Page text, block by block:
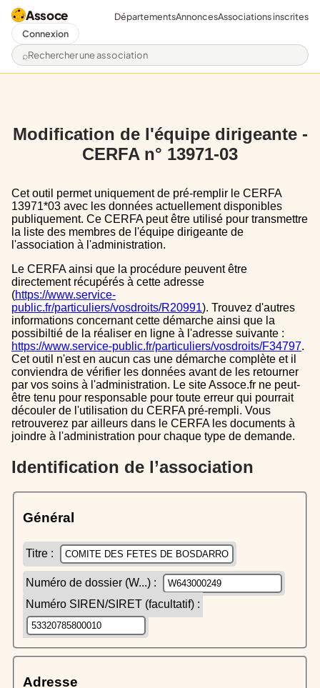
Assoce
Rechercher une association
DépartementsAnnoncesAssociations inscrites
Connexion
Modification de l'équipe dirigeante -
CERFA n° 13971-03
Cet outil permet uniquement de pré-remplir le CERFA
13971*03 avec les données actuellement disponibles
publiquement. Ce CERFA peut être utilisé pour transmettre
la liste des membres de l'équipe dirigeante de
l'association à l'administration.
Le CERFA ainsi que la procédure peuvent être
directement récupérés à cette adresse
(https://www.service-
public.fr/particuliers/vosdroits/R20991). Trouvez d'autres
informations concernant cette démarche ainsi que la
possibiltié de la réaliser en ligne à l'adresse suivante :
https://www.service-public.fr/particuliers/vosdroits/F34797.
Cet outil n'est en aucun cas une démarche complète et il
conviendra de vérifier les données avant de les retourner
par vos soins à l'administration. Le site Assoce.fr ne peut-
être tenu pour responsable pour toute erreur qui pourrait
découler de l'utilisation du CERFA pré-rempli. Vous
retrouverez par ailleurs dans le CERFA les documents à
joindre à l'administration pour chaque type de demande.
Identification de l’association
Général
Titre :
Numéro de dossier (W...) :
Numéro SIREN/SIRET (facultatif) :
Adresse